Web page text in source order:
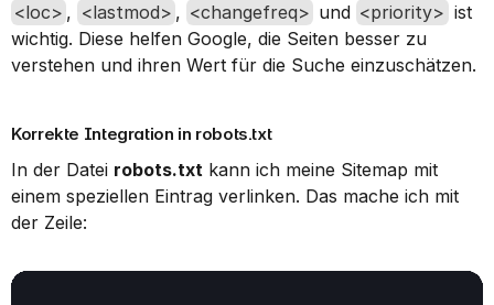
<loc> , <lastmod> , <changefreq> und <priority> ist
wichtig. Diese helfen Google, die Seiten besser zu
verstehen und ihren Wert für die Suche einzuschätzen.
Korrekte Integration in robots.txt
In der Datei robots.txt kann ich meine Sitemap mit
einem speziellen Eintrag verlinken. Das mache ich mit
der Zeile: